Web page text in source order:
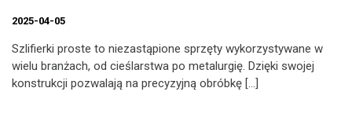
2025-04-05
Szlifierki proste to niezastąpione sprzęty wykorzystywane w
wielu branżach, od cieślarstwa po metalurgię. Dzięki swojej
konstrukcji pozwalają na precyzyjną obróbkę […]